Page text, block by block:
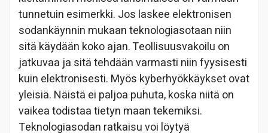
tunnetuin esimerkki. Jos laskee elektronisen
sodankäynnin mukaan teknologiasotaan niin
sitä käydään koko ajan. Teollisuusvakoilu on
jatkuvaa ja sitä tehdään varmasti niin fyysisesti
kuin elektronisesti. Myös kyberhyökkäykset ovat
yleisiä. Näistä ei paljoa puhuta, koska niitä on
vaikea todistaa tietyn maan tekemiksi.
Teknologiasodan ratkaisu voi löytyä